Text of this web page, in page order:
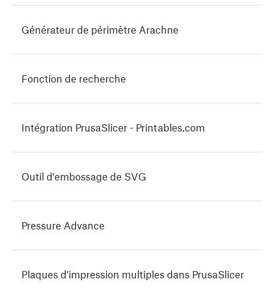
Générateur de périmètre Arachne
Fonction de recherche
Intégration PrusaSlicer - Printables.com
Outil d'embossage de SVG
Pressure Advance
Plaques d'impression multiples dans PrusaSlicer